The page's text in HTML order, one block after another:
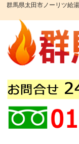
群馬県太田市ノーリツ給